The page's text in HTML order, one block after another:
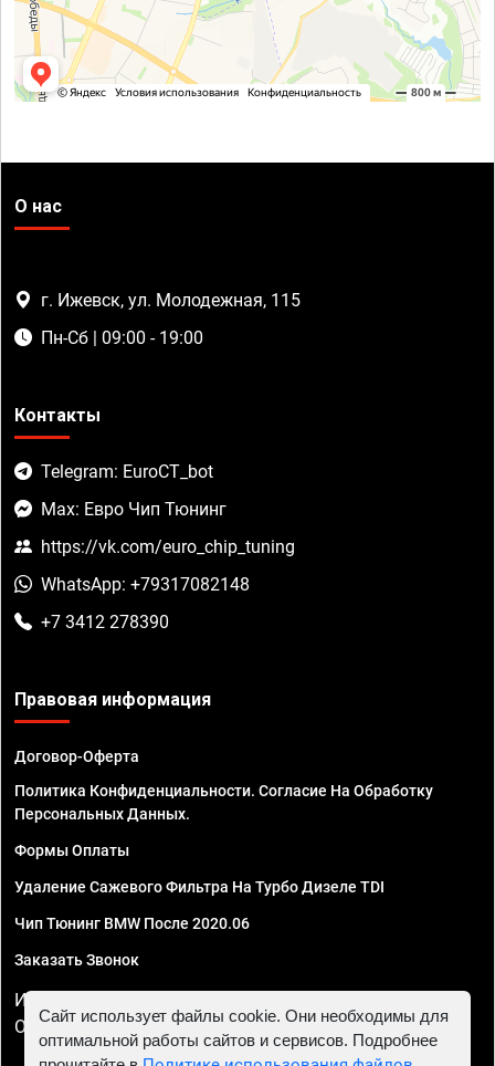
О нас
г. Ижевск, ул. Молодежная, 115
Пн-Сб | 09:00 - 19:00
Контакты
Telegram: EuroCT_bot
Max: Евро Чип Тюнинг
https://vk.com/euro_chip_tuning
WhatsApp: +79317082148
+7 3412 278390
Правовая информация
Договор-Оферта
Политика Конфиденциальности. Согласие На Обработку
Персональных Данных.
Формы Оплаты
Удаление Сажевого Фильтра На Турбо Дизеле TDI
Чип Тюнинг BMW После 2020.06
Заказать Звонок
ИП Смирнов Георгий Павлович. ИНН 781302555843,
ОГРНИП 324470400032610
Сайт использует файлы cookie. Они необходимы для
оптимальной работы сайтов и сервисов. Подробнее